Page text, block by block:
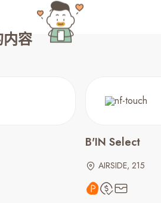
容
B'IN Select
AIRSIDE, 215